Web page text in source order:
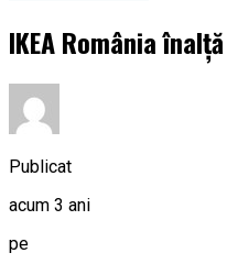
IKEA România
Publicat
acum 3 ani
pe